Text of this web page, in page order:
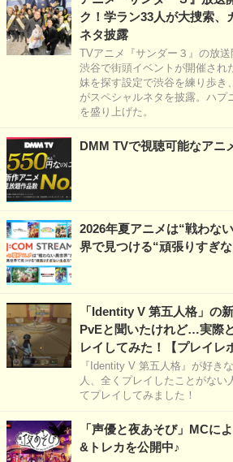
ク！学ラン33人が大捜索、
ネタ披露
TVアニメ『サンダー３』の放
渋谷で街頭イベントが開催され
妹を探す設定で渋谷を練り歩き
がスペシャルネタを披露。ハプ
を盛り上げた。
DMM TVで視聴可能なアニ
2026年夏アニメは“戦わな
界で見つける“頑張りすぎ
「Identity V 第五人格」の
PvEと聞いたけれど…実際
レイしてみた！【プレイレ
『Identity V 第五人格』が好き
人、全くプレイしたことがない
てプレイしてみました！
「声優と夜あそび」MCに
&トレカを公開中♪